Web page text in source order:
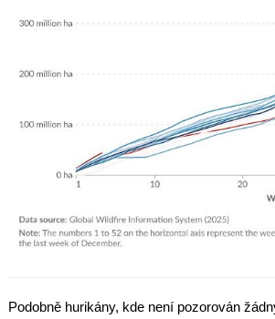
Podobně hurikány, kde není pozorován